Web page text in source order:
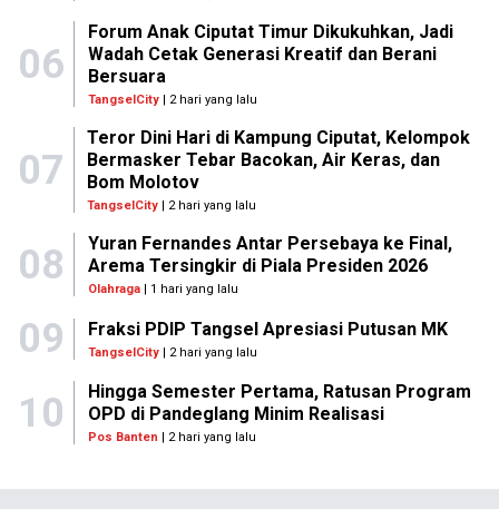
06
Forum Anak Ciputat Timur Dikukuhkan, Jadi
Wadah Cetak Generasi Kreatif dan Berani
Bersuara
TangselCity| 2 hari yang lalu
07
Teror Dini Hari di Kampung Ciputat, Kelompok
Bermasker Tebar Bacokan, Air Keras, dan
Bom Molotov
TangselCity | 2 hari yang lalu
08
Yuran Fernandes Antar Persebaya ke Final,
Arema Tersingkir di Piala Presiden 2026
Olahraga| 1 hari yang lalu
09 Fraksi PDIP Tangsel Apresiasi Putusan MK
TangselCity | 2 hari yang lalu
10
Hingga Semester Pertama, Ratusan Program
OPD di Pandeglang Minim Realisasi
Pos Banten | 2 hari yang lalu